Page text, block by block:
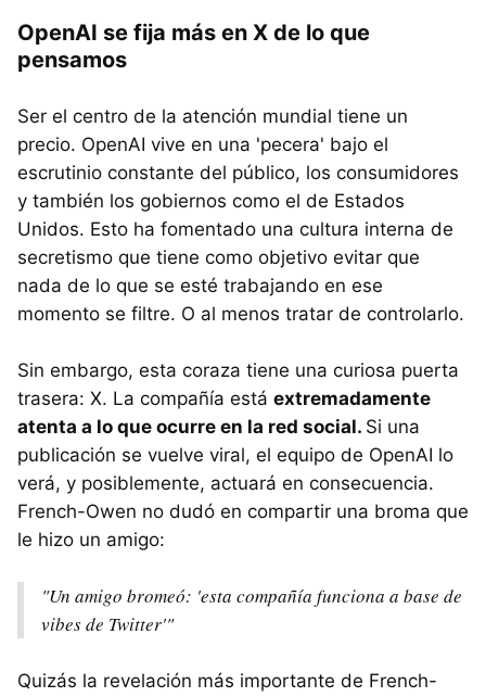
OpenAI se fija más en X de lo que
pensamos
Ser el centro de la atención mundial tiene un
precio. OpenAI vive en una 'pecera' bajo el
escrutinio constante del público, los consumidores
y también los gobiernos como el de Estados
Unidos. Esto ha fomentado una cultura interna de
secretismo que tiene como objetivo evitar que
nada de lo que se esté trabajando en ese
momento se filtre. O al menos tratar de controlarlo.
Sin embargo, esta coraza tiene una curiosa puerta
trasera: X. La compañía está extremadamente
atenta a lo que ocurre en la red social. Si una
publicación se vuelve viral, el equipo de OpenAI lo
verá, y posiblemente, actuará en consecuencia.
French-Owen no dudó en compartir una broma que
le hizo un amigo:
"Un amigo bromeó: 'esta compañía funciona a base de
vibes de Twitter'"
Quizás la revelación más importante de French-